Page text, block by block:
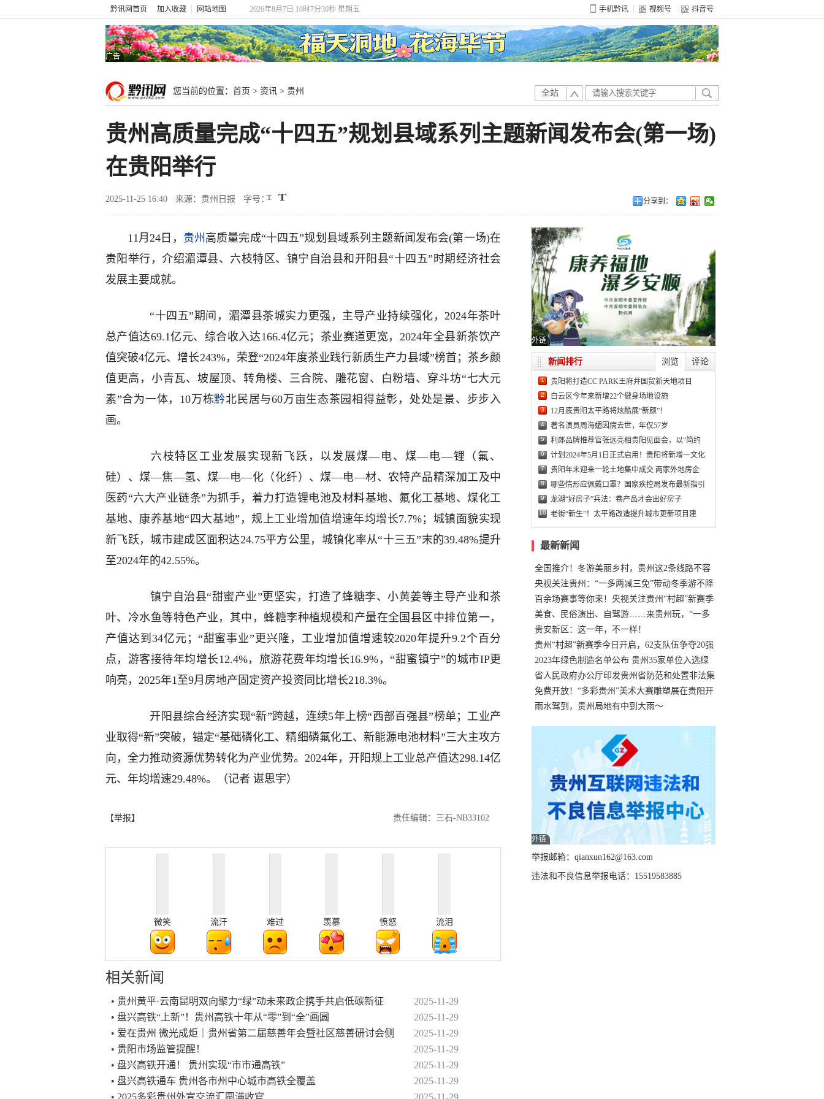
黔讯网首页 加入收藏 网站地图 2026年8月7日 10时7分30秒 星期五 手机黔讯 视频号 抖音号
广告
您当前的位置： 首页 > 资讯 > 贵州 全站
贵州高质量完成“十四五”规划县域系列主题新闻发布会(第一场)
在贵阳举行
2025-11-25 16:40 来源：贵州日报 字号： 分享到：
11月24日， 贵州 高质量完成“十四五”规划县域系列主题新闻发布会(第一场)在
贵阳举行，介绍湄潭县、六枝特区、镇宁自治县和开阳县“十四五”时期经济社会
发展主要成就。
“十四五”期间，湄潭县茶城实力更强，主导产业持续强化，2024年茶叶
总产值达69.1亿元、综合收入达166.4亿元；茶业赛道更宽，2024年全县新茶饮产
值突破4亿元、增长243%，荣登“2024年度茶业践行新质生产力县域”榜首；茶乡颜
值更高，小青瓦、坡屋顶、转角楼、三合院、雕花窗、白粉墙、穿斗坊“七大元
素”合为一体，10万栋黔北民居与60万亩生态茶园相得益彰，处处是景、步步入
画。
六枝特区工业发展实现新飞跃，以发展煤—电、煤—电—锂（氟、
硅）、煤—焦—氢、煤—电—化（化纤）、煤—电—材、农特产品精深加工及中
医药“六大产业链条”为抓手，着力打造锂电池及材料基地、氟化工基地、煤化工
基地、康养基地“四大基地”，规上工业增加值增速年均增长7.7%；城镇面貌实现
新飞跃，城市建成区面积达24.75平方公里，城镇化率从“十三五”末的39.48%提升
至2024年的42.55%。
镇宁自治县“甜蜜产业”更坚实，打造了蜂糖李、小黄姜等主导产业和茶
叶、冷水鱼等特色产业，其中，蜂糖李种植规模和产量在全国县区中排位第一，
产值达到34亿元；“甜蜜事业”更兴隆，工业增加值增速较2020年提升9.2个百分
点，游客接待年均增长12.4%，旅游花费年均增长16.9%，“甜蜜镇宁”的城市IP更
响亮，2025年1至9月房地产固定资产投资同比增长218.3%。
开阳县综合经济实现“新”跨越，连续5年上榜“西部百强县”榜单；工业产
业取得“新”突破，锚定“基础磷化工、精细磷氟化工、新能源电池材料”三大主攻方
向，全力推动资源优势转化为产业优势。2024年，开阳规上工业总产值达298.14亿
元、年均增速29.48%。（记者 谌思宇）
【举报】 责任编辑：三石-NB33102
微笑 流汗 难过 羡慕 愤怒 流泪
相关新闻
• 贵州黄平·云南昆明双向聚力“绿”动未来政企携手共启低碳新征
2025-11-29
• 盘兴高铁“上新”！贵州高铁十年从“零”到“全”画圆
2025-11-29
• 爱在贵州 微光成炬｜贵州省第二届慈善年会暨社区慈善研讨会侧
2025-11-29
• 贵阳市场监管提醒！
2025-11-29
• 盘兴高铁开通！ 贵州实现“市市通高铁”
2025-11-29
• 盘兴高铁通车 贵州各市州中心城市高铁全覆盖
2025-11-29
• 2025多彩贵州外宣交流汇圆满收官
2025-11-29
外链
浏览 评论
新闻排行
1 贵阳将打造CC PARK王府井国贸新天地项目
2 白云区今年来新增22个健身场地设施
3 12月底贵阳太平路将炫酷展“新颜”！
4 著名演员周海媚因病去世，年仅57岁
5 利郎品牌推荐官张远亮相贵阳见面会，以“简约
6 计划2024年5月1日正式启用！贵阳将新增一文化
7 贵阳年末迎来一轮土地集中成交 两家外地房企
8 哪些情形应佩戴口罩？国家疾控局发布最新指引
9 龙湖“好房子”兵法：卷产品才会出好房子
10 老街“新生”！太平路改造提升城市更新项目建
最新新闻
全国推介！冬游美丽乡村，贵州这2条线路不容
错过
央视关注贵州：“一多两减三免”带动冬季游不降
温
百余场赛事等你来！央视关注贵州“村超”新赛季
正式“打响”
美食、民俗演出、自驾游……来贵州玩，“一多
两减三免”！
贵安新区：这一年，不一样！
贵州“村超”新赛季今日开启，62支队伍争夺20强
名额
2023年绿色制造名单公布 贵州35家单位入选绿
色工厂
省人民政府办公厅印发贵州省防范和处置非法集
资工作实施细则
免费开放！“多彩贵州”美术大赛雕塑展在贵阳开
展，持续至1月19日
雨水驾到，贵州局地有中到大雨～
外链
举报邮箱：qianxun162@163.com
违法和不良信息举报电话：15519583885